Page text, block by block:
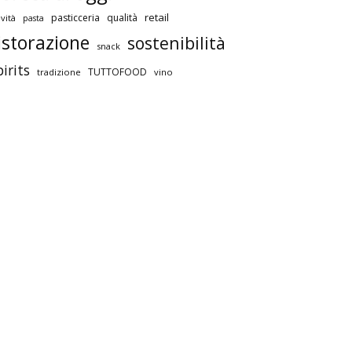
pasta pasticceria qualità retail
snack sostenibilità
tradizione TUTTOFOOD vino